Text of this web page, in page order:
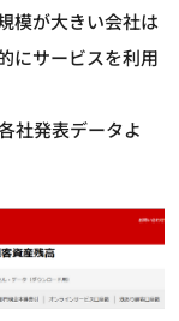
模が大きい会社は
にサービスを利用
社発表データよ